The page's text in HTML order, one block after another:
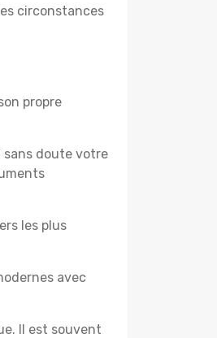
circonstances
propre
sans doute votre
les plus
avec
Il est souvent